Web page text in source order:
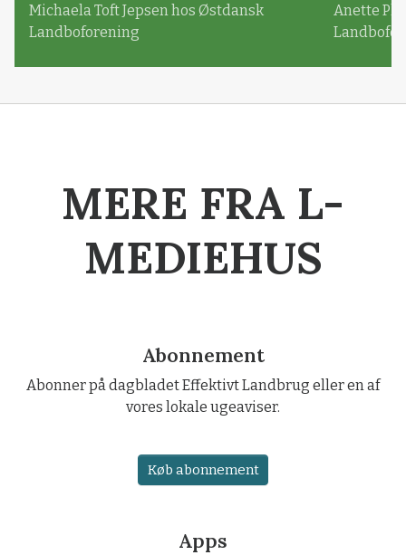
Michaela Toft Jepsen hos Østdansk
Landboforening
Anette
MERE FRA L-
MEDIEHUS
Abonnement
Abonner på dagbladet Effektivt Landbrug eller en af
vores lokale ugeaviser.
Køb abonnement
Apps